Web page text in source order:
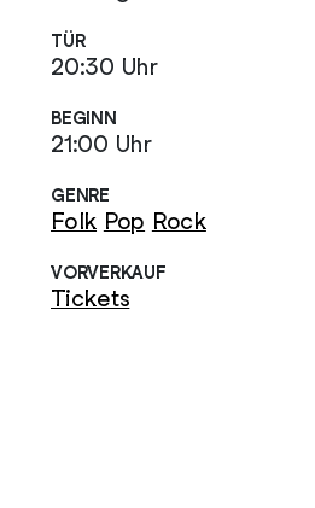
TÜR
20:30 Uhr
BEGINN
21:00 Uhr
GENRE
Folk Pop Rock
VORVERKAUF
Tickets